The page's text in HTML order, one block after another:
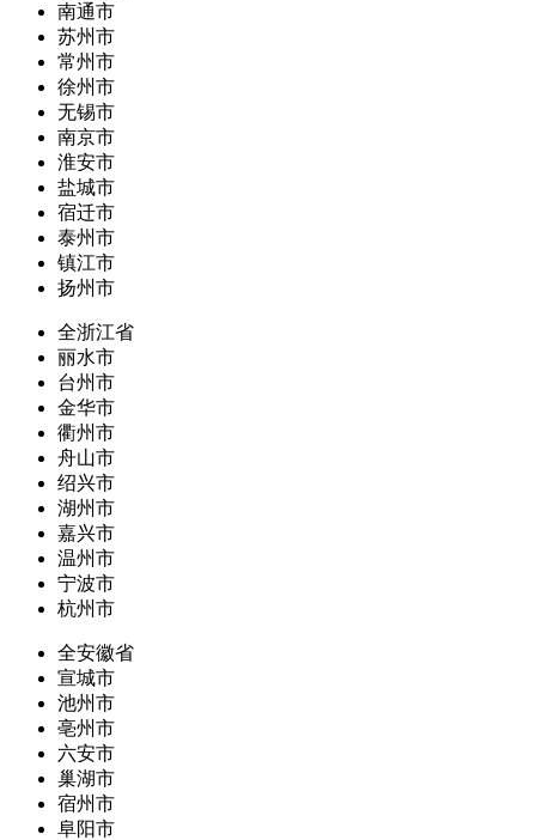
南通市
苏州市
常州市
徐州市
无锡市
南京市
淮安市
盐城市
宿迁市
泰州市
镇江市
扬州市
全浙江省
丽水市
台州市
金华市
衢州市
舟山市
绍兴市
湖州市
嘉兴市
温州市
宁波市
杭州市
全安徽省
宣城市
池州市
亳州市
六安市
巢湖市
宿州市
阜阳市